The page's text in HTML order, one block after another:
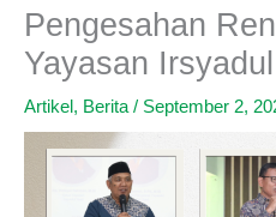
Pengesahan
Yayasan Irsyadul
Artikel , Berita / September 2,